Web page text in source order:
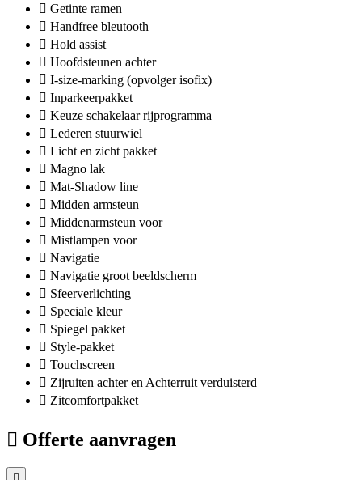
Getinte ramen
Handfree bleutooth
Hold assist
Hoofdsteunen achter
I-size-marking (opvolger isofix)
Inparkeerpakket
Keuze schakelaar rijprogramma
Lederen stuurwiel
Licht en zicht pakket
Magno lak
Mat-Shadow line
Midden armsteun
Middenarmsteun voor
Mistlampen voor
Navigatie
Navigatie groot beeldscherm
Sfeerverlichting
Speciale kleur
Spiegel pakket
Style-pakket
Touchscreen
Zijruiten achter en Achterruit verduisterd
Zitcomfortpakket
Offerte aanvragen